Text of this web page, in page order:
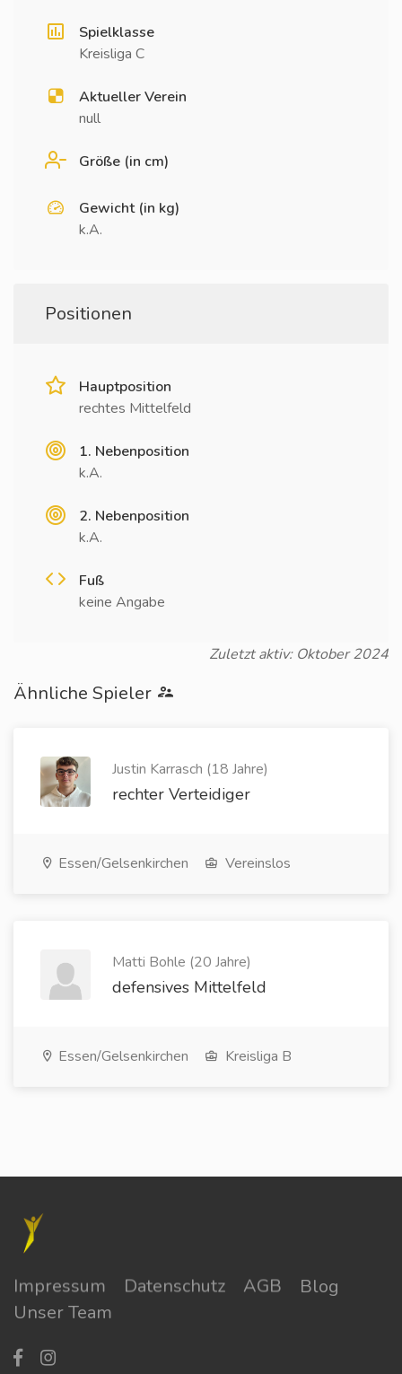
Spielklasse
Kreisliga C
Aktueller Verein
null
Größe (in cm)
Gewicht (in kg)
k.A.
Positionen
Hauptposition
rechtes Mittelfeld
1. Nebenposition
k.A.
2. Nebenposition
k.A.
Fuß
keine Angabe
Zuletzt aktiv: Oktober 2024
Ähnliche Spieler
Justin Karrasch (18 Jahre)
rechter Verteidiger
Essen/Gelsenkirchen Vereinslos
Matti Bohle (20 Jahre)
defensives Mittelfeld
Essen/Gelsenkirchen Kreisliga B
Impressum Datenschutz AGB
Blog
Unser Team